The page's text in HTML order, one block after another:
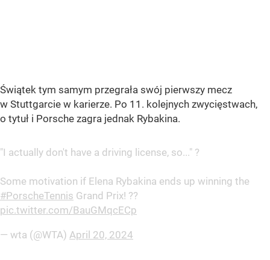
Świątek tym samym przegrała swój pierwszy mecz
w Stuttgarcie w karierze. Po 11. kolejnych zwycięstwach,
o tytuł i Porsche zagra jednak Rybakina.
"I actually don't have a driving license, so..." ?
Some motivation if Elena Rybakina ends up winning the
#PorscheTennis Grand Prix! ?️?
pic.twitter.com/BauGMqcECp
— wta (@WTA) April 20, 2024